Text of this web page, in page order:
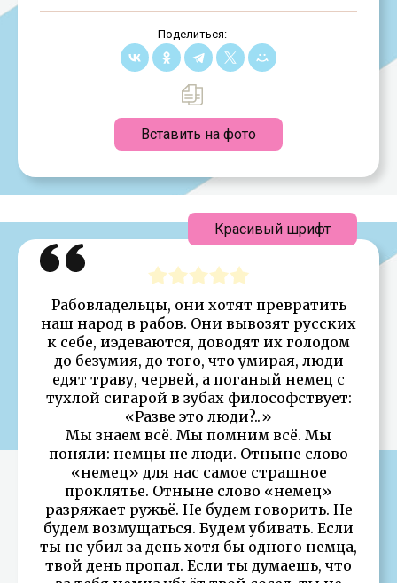
Поделиться:
Вставить на фото
Рабовладельцы, они хотят превратить
наш народ в рабов. Они вывозят русских
к себе, иэдеваются, доводят их голодом
до безумия, до того, что умирая, люди
едят траву, червей, а поганый немец с
тухлой сигарой в зубах философствует:
«Разве это люди?..»
Мы знаем всё. Мы помним всё. Мы
поняли: немцы не люди. Отныне слово
«немец» для нас самое страшное
проклятье. Отныне слово «немец»
разряжает ружьё. Не будем говорить. Не
будем возмущаться. Будем убивать. Если
ты не убил за день хотя бы одного немца,
твой день пропал. Если ты думаешь, что
Красивый шрифт